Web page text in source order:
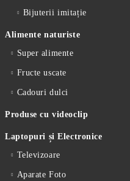
Bijuterii imitație
Alimente naturiste
Super alimente
Fructe uscate
Cadouri dulci
Produse cu videoclip
Laptopuri și Electronice
Televizoare
Aparate Foto